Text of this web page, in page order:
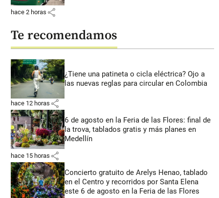
hace 2 horas share
Te recomendamos
¿Tiene una patineta o cicla eléctrica? Ojo a
las nuevas reglas para circular en Colombia
hace 12 horas share
6 de agosto en la Feria de las Flores: final de
la trova, tablados gratis y más planes en
Medellín
hace 15 horas share
Concierto gratuito de Arelys Henao, tablado
en el Centro y recorridos por Santa Elena
este 6 de agosto en la Feria de las Flores